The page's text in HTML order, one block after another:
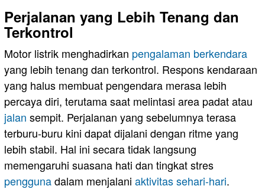
Perjalanan yang Lebih Tenang dan
Terkontrol
Motor listrik menghadirkan pengalaman berkendara
yang lebih tenang dan terkontrol. Respons kendaraan
yang halus membuat pengendara merasa lebih
percaya diri, terutama saat melintasi area padat atau
jalan sempit. Perjalanan yang sebelumnya terasa
terburu-buru kini dapat dijalani dengan ritme yang
lebih stabil. Hal ini secara tidak langsung
memengaruhi suasana hati dan tingkat stres
penggunadalam menjalani aktivitas sehari-hari.